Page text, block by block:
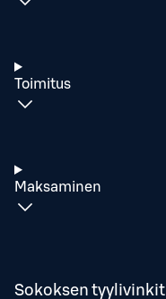
Toimitus
Maksaminen
Sokoksen tyylivinkit